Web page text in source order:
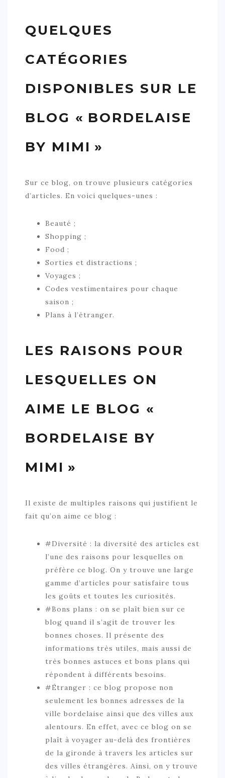
QUELQUES
CATÉGORIES
DISPONIBLES SUR LE
BLOG « BORDELAISE
BY MIMI »
Sur ce blog, on trouve plusieurs catégories
d’articles. En voici quelques-unes :
Beauté ;
Shopping ;
Food ;
Sorties et distractions ;
Voyages ;
Codes vestimentaires pour chaque
saison ;
Plans à l’étranger.
LES RAISONS POUR
LESQUELLES ON
AIME LE BLOG «
BORDELAISE BY
MIMI »
Il existe de multiples raisons qui justifient le
fait qu’on aime ce blog :
#Diversité : la diversité des articles est
l’une des raisons pour lesquelles on
préfère ce blog. On y trouve une large
gamme d’articles pour satisfaire tous
les goûts et toutes les curiosités.
#Bons plans : on se plaît bien sur ce
blog quand il s’agit de trouver les
bonnes choses. Il présente des
informations très utiles, mais aussi de
très bonnes astuces et bons plans qui
répondent à différents besoins.
#Étranger : ce blog propose non
seulement les bonnes adresses de la
ville bordelaise ainsi que des villes aux
alentours. En effet, avec ce blog on se
plaît à voyager au-delà des frontières
de la gironde à travers les articles sur
des villes étrangères. Ainsi, on y trouve